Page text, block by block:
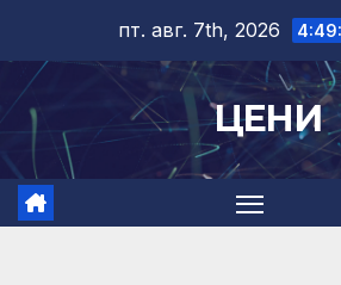
content
пт. авг. 7th, 2026
ЦЕНИ